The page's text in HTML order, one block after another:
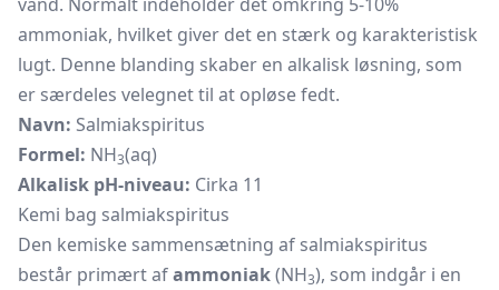
ammoniak, hvilket giver det en stærk og karakteristisk
lugt. Denne blanding skaber en alkalisk løsning, som
er særdeles velegnet til at opløse fedt.
Navn: Salmiakspiritus
Formel: NH3(aq)
Alkalisk pH-niveau: Cirka 11
Kemi bag salmiakspiritus
Den kemiske sammensætning af salmiakspiritus
består primært afammoniak(NH3), som indgår i en